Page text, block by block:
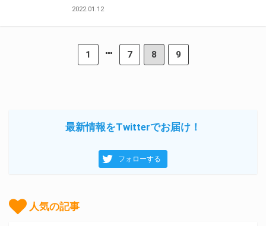
2022.01.12
1 7 8 9
最新情報をTwitterでお届け！
フォローする
人気の記事